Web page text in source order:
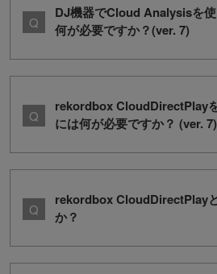
DJ機器でCloud Analysisを
何が必要ですか？(ver. 7)
rekordbox CloudDirectPlay
には何が必要ですか？ (ver. 7)
rekordbox CloudDirectPlay
か？